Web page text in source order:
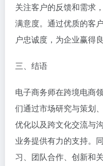
关注客户的反馈和需求
满意度。通过优质的客
户忠诚度，为企业赢得
三、结语
电子商务师在跨境电商
们通过市场研究与策划
优化以及跨文化交流与
业务提供有力的支持。
习、团队合作、创新和